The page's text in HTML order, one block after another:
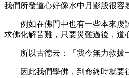
我們所發道心好像水中月影般很容
例如在佛門中也有一些本來虔
求佛化解苦難，只要災難過後，道
所以古德云：「我今無力救拔
因此我們學佛，到命終時就